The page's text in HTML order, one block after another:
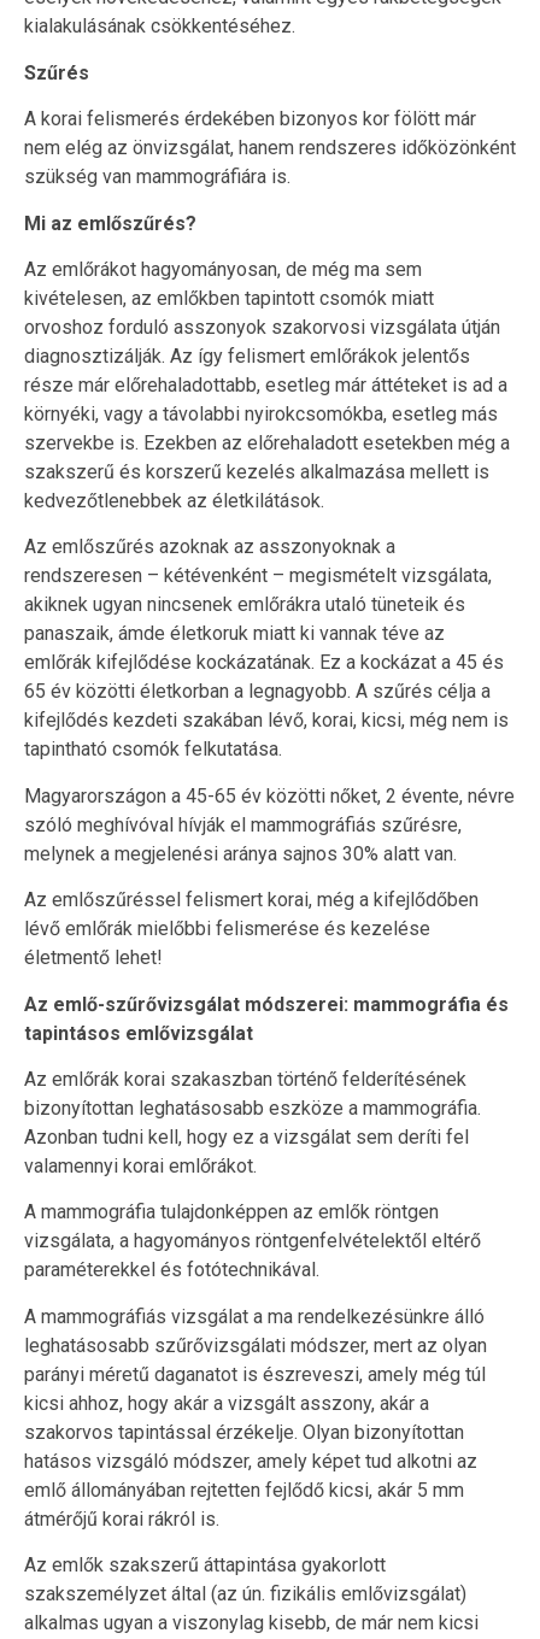
kialakulásának csökkentéséhez.
Szűrés
A korai felismerés érdekében bizonyos kor fölött már
nem elég az önvizsgálat, hanem rendszeres időközönként
szükség van mammográfiára is.
Mi az emlőszűrés?
Az emlőrákot hagyományosan, de még ma sem
kivételesen, az emlőkben tapintott csomók miatt
orvoshoz forduló asszonyok szakorvosi vizsgálata útján
diagnosztizálják. Az így felismert emlőrákok jelentős
része már előrehaladottabb, esetleg már áttéteket is ad a
környéki, vagy a távolabbi nyirokcsomókba, esetleg más
szervekbe is. Ezekben az előrehaladott esetekben még a
szakszerű és korszerű kezelés alkalmazása mellett is
kedvezőtlenebbek az életkilátások.
Az emlőszűrés azoknak az asszonyoknak a
rendszeresen – kétévenként – megismételt vizsgálata,
akiknek ugyan nincsenek emlőrákra utaló tüneteik és
panaszaik, ámde életkoruk miatt ki vannak téve az
emlőrák kifejlődése kockázatának. Ez a kockázat a 45 és
65 év közötti életkorban a legnagyobb. A szűrés célja a
kifejlődés kezdeti szakában lévő, korai, kicsi, még nem is
tapintható csomók felkutatása.
Magyarországon a 45-65 év közötti nőket, 2 évente, névre
szóló meghívóval hívják el mammográfiás szűrésre,
melynek a megjelenési aránya sajnos 30% alatt van.
Az emlőszűréssel felismert korai, még a kifejlődőben
lévő emlőrák mielőbbi felismerése és kezelése
életmentő lehet!
Az emlő-szűrővizsgálat módszerei: mammográfia és
tapintásos emlővizsgálat
Az emlőrák korai szakaszban történő felderítésének
bizonyítottan leghatásosabb eszköze a mammográfia.
Azonban tudni kell, hogy ez a vizsgálat sem deríti fel
valamennyi korai emlőrákot.
A mammográfia tulajdonképpen az emlők röntgen
vizsgálata, a hagyományos röntgenfelvételektől eltérő
paraméterekkel és fotótechnikával.
A mammográfiás vizsgálat a ma rendelkezésünkre álló
leghatásosabb szűrővizsgálati módszer, mert az olyan
parányi méretű daganatot is észreveszi, amely még túl
kicsi ahhoz, hogy akár a vizsgált asszony, akár a
szakorvos tapintással érzékelje. Olyan bizonyítottan
hatásos vizsgáló módszer, amely képet tud alkotni az
emlő állományában rejtetten fejlődő kicsi, akár 5 mm
átmérőjű korai rákról is.
Az emlők szakszerű áttapintása gyakorlott
szakszemélyzet által (az ún. fizikális emlővizsgálat)
alkalmas ugyan a viszonylag kisebb, de már nem kicsi